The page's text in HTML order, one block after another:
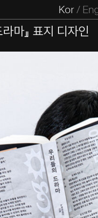
Kor/
Website Identity
마』 표지 디자인